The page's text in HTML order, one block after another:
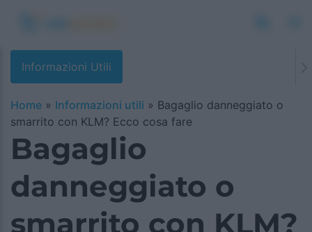
Informazioni Utili
Home » Informazioni utili » Bagaglio danneggiato o
smarrito con KLM? Ecco cosa fare
Bagaglio
danneggiato o
smarrito con KLM?